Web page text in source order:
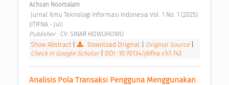
Achsan Noorsalam
JITIFNA - Juli
Publisher : CV. SINAR HOWUHOWU
Show Abstract
Download Original Original Source
Check in Google Scholar
DOI: 10.70134/jitifna.v1i1.743
Analisis Pola Transaksi Pengguna Menggunakan